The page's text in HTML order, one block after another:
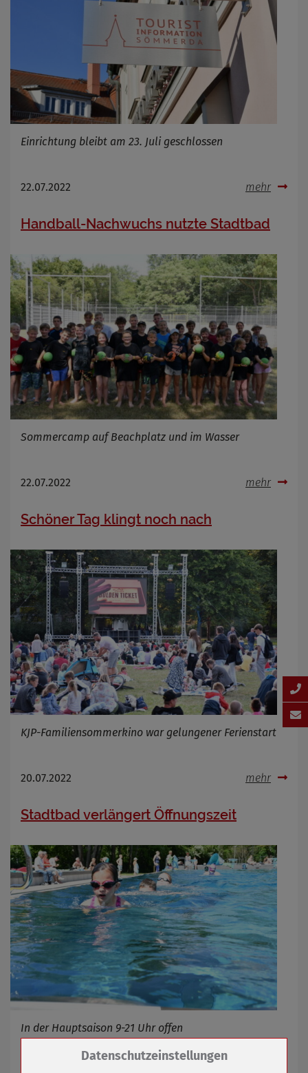
Einrichtung bleibt am 23. Juli geschlossen
22.07.2022 mehr
Handball-Nachwuchs nutzte Stadtbad
Sommercamp auf Beachplatz und im Wasser
22.07.2022 mehr
Schöner Tag klingt noch nach
KJP-Familiensommerkino war gelungener Ferienstart
20.07.2022 mehr
Stadtbad verlängert Öffnungszeit
In der Hauptsaison 9-21 Uhr offen
Zum Betrieb der Seite notwendige Cookies /
Datenschutzeinstellungen